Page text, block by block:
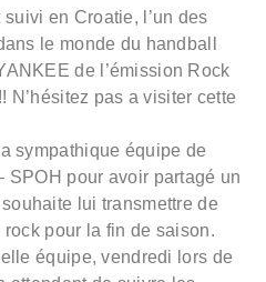
en Croatie, l’un des
le monde du handball
de l’émission Rock
N’hésitez pas a visiter cette
sympathique équipe de
SPOH pour avoir partagé un
lui transmettre de
pour la fin de saison.
équipe, vendredi lors de